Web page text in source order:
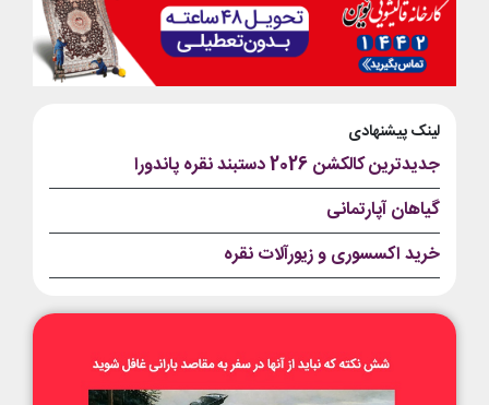
لینک پیشنهادی
جدیدترین کالکشن 2026 دستبند نقره پاندورا
گیاهان آپارتمانی
خرید اکسسوری و زیورآلات نقره